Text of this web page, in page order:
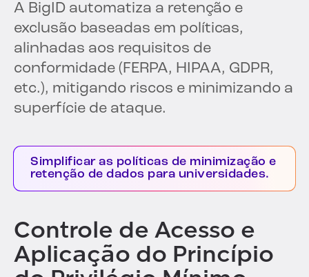
A BigID automatiza a retenção e
exclusão baseadas em políticas,
alinhadas aos requisitos de
conformidade (FERPA, HIPAA, GDPR,
etc.), mitigando riscos e minimizando a
superfície de ataque.
Simplificar as políticas de minimização e
retenção de dados para universidades.
Controle de Acesso e
Aplicação do Princípio